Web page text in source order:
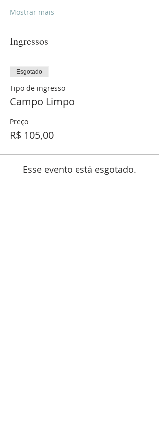
Mostrar mais
Ingressos
Esgotado
Tipo de ingresso
Campo Limpo
Preço
R$ 105,00
Esse evento está esgotado.